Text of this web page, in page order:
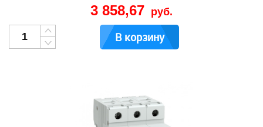
3 858,67 руб.
В корзину